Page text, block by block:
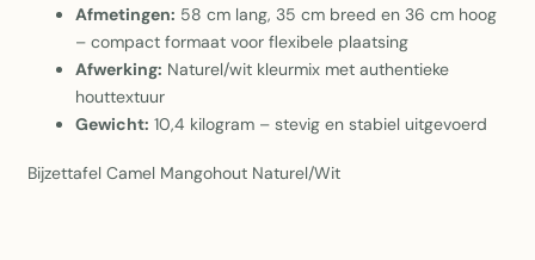
Afmetingen: 58 cm lang, 35 cm breed en 36 cm hoog
– compact formaat voor flexibele plaatsing
Afwerking: Naturel/wit kleurmix met authentieke
houttextuur
Gewicht: 10,4 kilogram – stevig en stabiel uitgevoerd
Bijzettafel Camel Mangohout Naturel/Wit